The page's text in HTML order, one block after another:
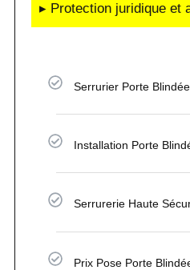
▸ Protection juridique et
Serrurier Porte Blindée
Installation Porte
Serrurerie Haute
Prix Pose Porte